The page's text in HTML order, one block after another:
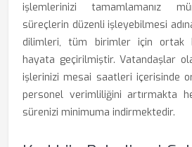
işlemlerinizi tamamlamanız
süreçlerin düzenli işleyebilmesi
dilimleri, tüm birimler için ortak
hayata geçirilmiştir. Vatandaşlar
işlerinizi mesai saatleri içerisinde
personel verimliliğini artırmakta
sürenizi minimuma indirmektedir.